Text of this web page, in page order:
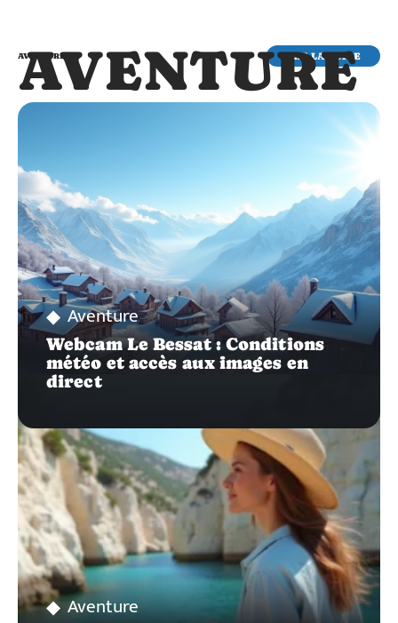
AVENTURE
AVENTURE LIRE LA SUITE
Aventure
Webcam Le Bessat : Conditions
météo et accès aux images en
direct
Aventure